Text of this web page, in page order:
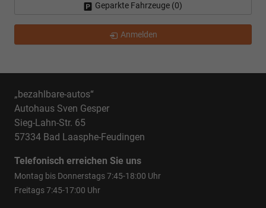
Geparkte Fahrzeuge (0)
Anmelden
„bezahlbare-autos“
Autohaus Sven Gesper
Sieg-Lahn-Str. 65
57334 Bad Laasphe-Feudingen
Telefonisch erreichen Sie uns
Montag bis Donnerstags 7:45-18:00 Uhr
Freitags 7:45-17:00 Uhr